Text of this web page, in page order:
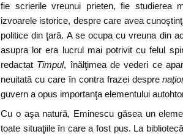
fie scrierile vreunui prieten, fie studierea
izvoarele istorice, despre care avea
politice din ţară. A se ocupa cu vreuna din
asupra lor era lucrul mai potrivit cu felul
redactat Timpul, înălţimea de vederi ce
neuitată cu care în contra frazei despre
guvern a opus importanţa elementului
Cu o aşa natură, Eminescu găsea un
toate situaţiile în care a fost pus. La